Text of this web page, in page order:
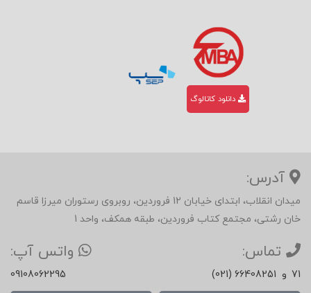
دانلود کاتالوگ
آدرس:
میدان انقلاب، ابتدای خیابان 12 فروردین، روبروی رستوران میرزا قاسم
خان رشتی، مجتمع کتاب فروردین، طبقه همکف، واحد 1
تماس:
(021) 66408251 و 71
واتس آپ:
09108062295